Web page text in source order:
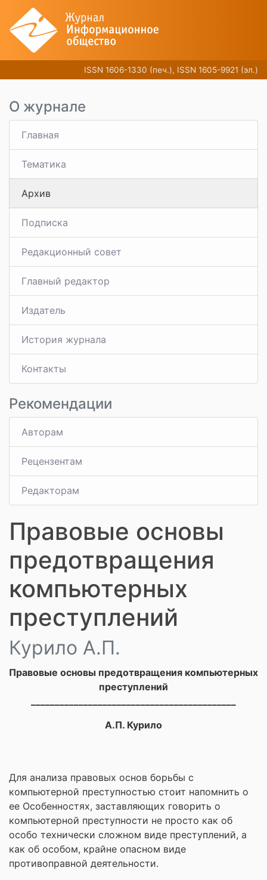
ISSN 1606-1330 (печ.), ISSN 1605-9921 (эл.)
О журнале
Главная
Тематика
Архив
Подписка
Редакционный совет
Главный редактор
Издатель
История журнала
Контакты
Рекомендации
Авторам
Рецензентам
Редакторам
Правовые основы
предотвращения
компьютерных
преступлений
Курило А.П.
Правовые основы предотвращения компьютерных
преступлений
А.П. Курило
Для анализа правовых основ борьбы с
компьютерной преступностью стоит напомнить о
ее Особенностях, заставляющих говорить о
компьютерной преступности не просто как об
особо технически сложном виде преступлений, а
как об особом, крайне опасном виде
противоправной деятельности.